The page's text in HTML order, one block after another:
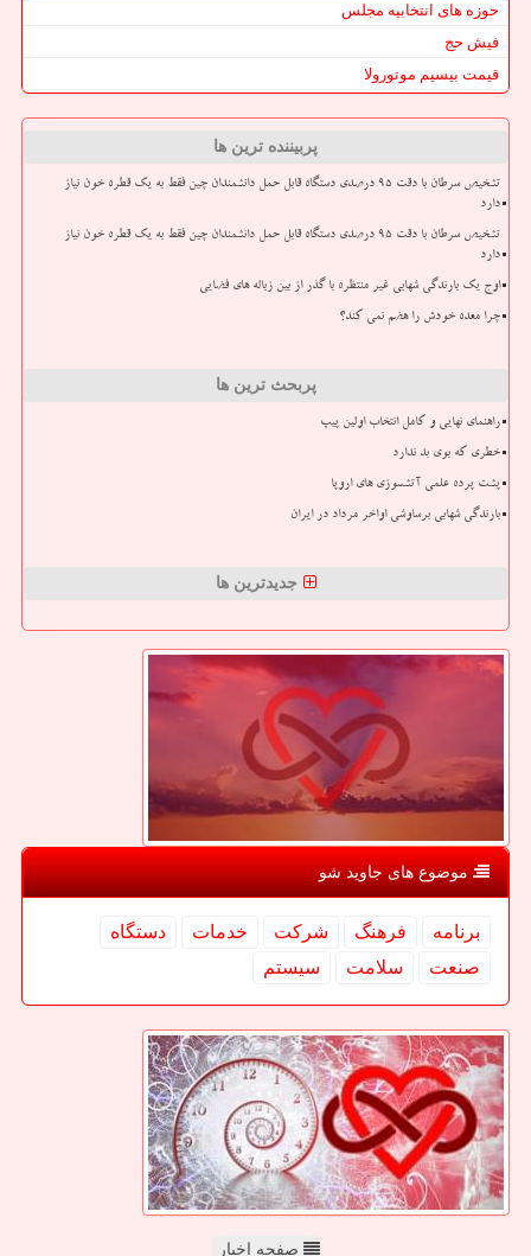
حوزه های انتخابیه مجلس
فیش حج
قیمت بیسیم موتورولا
پربیننده ترین ها
تشخیص سرطان با دقت ۹۵ درصدی دستگاه قابل حمل دانشمندان چین فقط به یک قطره خون نیاز
دارد
تشخیص سرطان با دقت ۹۵ درصدی دستگاه قابل حمل دانشمندان چین فقط به یک قطره خون نیاز
دارد
اوج یک بارندگی شهابی غیر منتظره با گذر از بین زباله های فضایی
چرا معده خودش را هضم نمی کند؟
پربحث ترین ها
راهنمای نهایی و کامل انتخاب اولین پیپ
خطری که بوی بد ندارد
پشت پرده علمی آتشسوزی های اروپا
بارندگی شهابی برساوشی اواخر مرداد در ایران
جدیدترین ها
موضوع های جاوید شو
برنامه فرهنگ شركت خدمات
دستگاه
صنعت
سلامت سیستم
صفحه اخبار